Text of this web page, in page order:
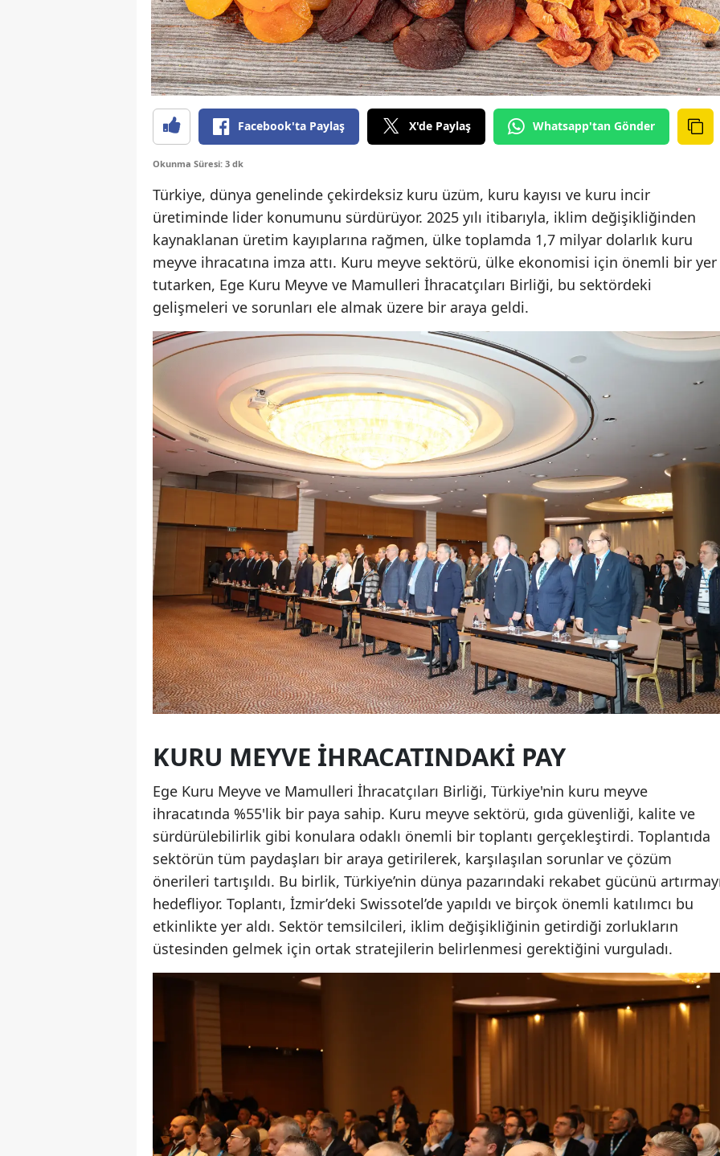
Facebook'ta Paylaş X'de Paylaş Whatsapp'tan Gönder
Okunma Süresi: 3 dk
Türkiye, dünya genelinde çekirdeksiz kuru üzüm, kuru kayısı ve kuru incir
üretiminde lider konumunu sürdürüyor. 2025 yılı itibarıyla, iklim değişikliğinden
kaynaklanan üretim kayıplarına rağmen, ülke toplamda 1,7 milyar dolarlık kuru
meyve ihracatına imza attı. Kuru meyve sektörü, ülke ekonomisi için önemli bir yer
tutarken, Ege Kuru Meyve ve Mamulleri İhracatçıları Birliği, bu sektördeki
gelişmeleri ve sorunları ele almak üzere bir araya geldi.
KURU MEYVE İHRACATINDAKI PAY
Ege Kuru Meyve ve Mamulleri İhracatçıları Birliği, Türkiye'nin kuru meyve
ihracatında %55'lik bir paya sahip. Kuru meyve sektörü, gıda güvenliği, kalite ve
sürdürülebilirlik gibi konulara odaklı önemli bir toplantı gerçekleştirdi. Toplantıda
sektörün tüm paydaşları bir araya getirilerek, karşılaşılan sorunlar ve çözüm
önerileri tartışıldı. Bu birlik, Türkiye’nin dünya pazarındaki rekabet gücünü
hedefliyor. Toplantı, İzmir’deki Swissotel’de yapıldı ve birçok önemli katılımcı bu
etkinlikte yer aldı. Sektör temsilcileri, iklim değişikliğinin getirdiği zorlukların
üstesinden gelmek için ortak stratejilerin belirlenmesi gerektiğini vurguladı.